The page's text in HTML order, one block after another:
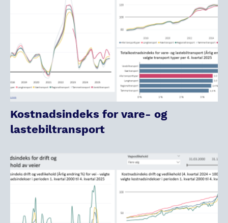
Kostnadsindeks for vare- og
lastebiltransport